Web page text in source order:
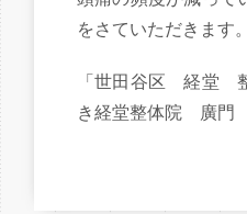
をさていただきます。
「世田谷区 経堂
き経堂整体院 廣門